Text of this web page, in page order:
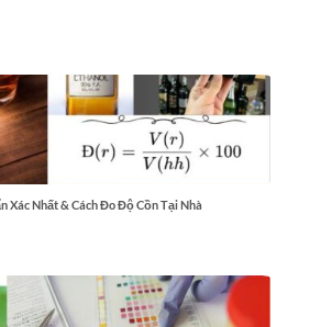
Xác Nhất & Cách Đo Độ Cồn Tại Nhà